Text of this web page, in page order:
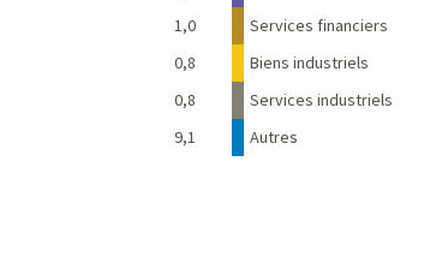
1,0
0,8
0,8
9,1
Services financiers
Biens industriels
Services industriels
Autres